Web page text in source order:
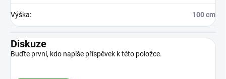
Výška: 100 cm
Diskuze
Buďte první, kdo napíše příspěvek k této položce.